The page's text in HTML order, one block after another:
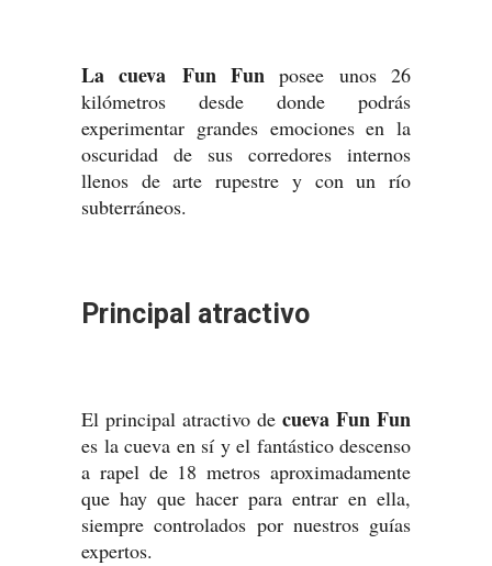
La cueva Fun Fun posee unos 26
kilómetros desde donde podrás
experimentar grandes emociones en la
oscuridad de sus corredores internos
llenos de arte rupestre y con un río
subterráneos.
Principal atractivo
El principal atractivo de cueva Fun Fun
es la cueva en sí y el fantástico descenso
a rapel de 18 metros aproximadamente
que hay que hacer para entrar en ella,
siempre controlados por nuestros guías
expertos.